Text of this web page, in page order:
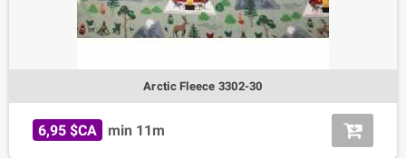
Arctic Fleece 3302-30
6,95 $CA min 11m